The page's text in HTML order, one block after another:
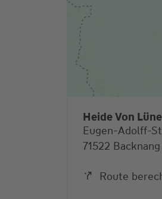
Heide Von
Eugen-Adolff-
71522 Backnang
Route